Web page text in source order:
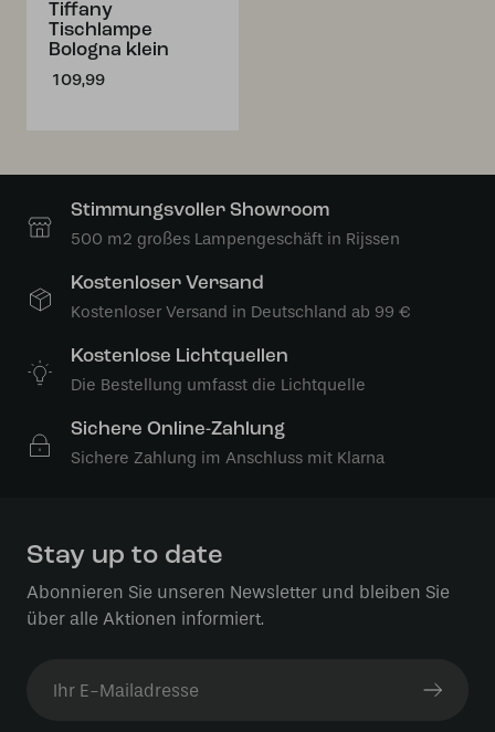
Tiffany
Tischlampe
Bologna klein
109,99
Stimmungsvoller Showroom
500 m2 großes Lampengeschäft in Rijssen
Kostenloser Versand
Kostenloser Versand in Deutschland ab 99 €
Kostenlose Lichtquellen
Die Bestellung umfasst die Lichtquelle
Sichere Online-Zahlung
Sichere Zahlung im Anschluss mit Klarna
Stay up to date
Abonnieren Sie unseren Newsletter und bleiben Sie
über alle Aktionen informiert.